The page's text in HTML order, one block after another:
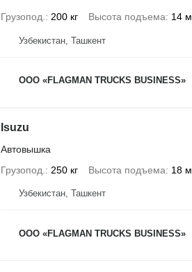
Грузопод. 200 кг Высота подъема 14 м
Узбекистан, Ташкент
ООО «FLAGMAN TRUCKS BUSINESS»
Isuzu
Автовышка
Грузопод.
250 кг Высота подъема 18 м
Узбекистан, Ташкент
ООО «FLAGMAN TRUCKS BUSINESS»